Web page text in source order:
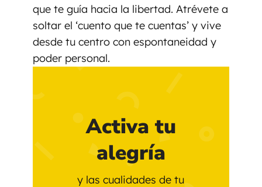
que te guía hacia la libertad. Atrévete a
soltar el ‘cuento que te cuentas’ y vive
desde tu centro con espontaneidad y
poder personal.
Activa tu
alegría
y las cualidades de tu